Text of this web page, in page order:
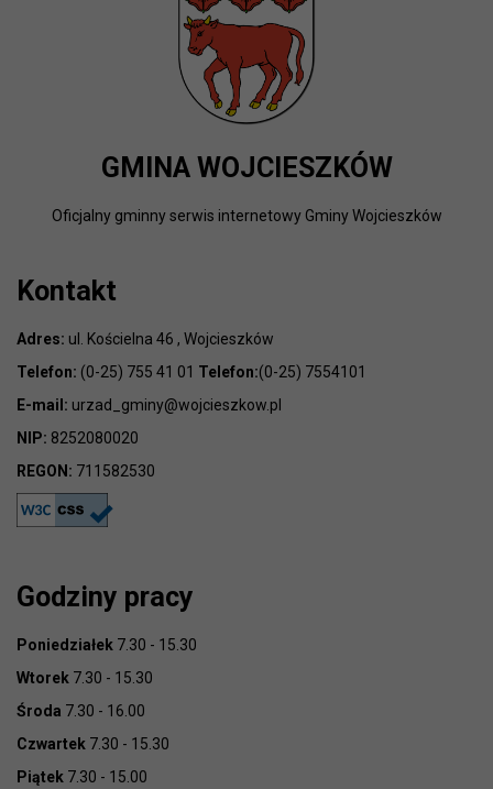
GMINA WOJCIESZKÓW
Oficjalny gminny serwis internetowy Gminy Wojcieszków
Kontakt
Adres: ul. Kościelna 46 , Wojcieszków
Telefon: (0-25) 755 41 01 Telefon:(0-25) 7554101
E-mail: urzad_gminy@wojcieszkow.pl
NIP: 8252080020
REGON: 711582530
Godziny pracy
Poniedziałek 7.30 - 15.30
Wtorek 7.30 - 15.30
Środa 7.30 - 16.00
Czwartek 7.30 - 15.30
Piątek 7.30 - 15.00